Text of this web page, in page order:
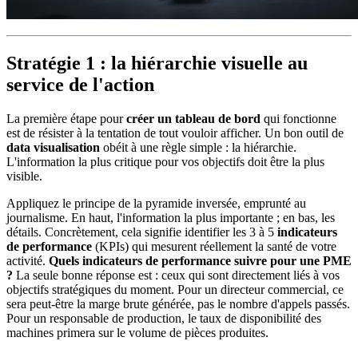
Stratégie 1 : la hiérarchie visuelle au
service de l'action
La première étape pourcréer un tableau de bord qui fonctionne
est de résister à la tentation de tout vouloir afficher. Un bon outil de
data visualisation obéit à une règle simple : la hiérarchie.
L'information la plus critique pour vos objectifs doit être la plus
visible.
Appliquez le principe de la pyramide inversée, emprunté au
journalisme. En haut, l'information la plus importante ; en bas, les
détails. Concrètement, cela signifie identifier les 3 à 5 indicateurs
de performance (KPIs) qui mesurent réellement la santé de votre
activité. Quels indicateurs de performance suivre pour une PME
? La seule bonne réponse est : ceux qui sont directement liés à vos
objectifs stratégiques du moment. Pour un directeur commercial, ce
sera peut-être la marge brute générée, pas le nombre d'appels passés.
Pour un responsable de production, le taux de disponibilité des
machines primera sur le volume de pièces produites.